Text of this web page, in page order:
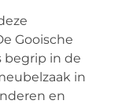
Gooische
begrip in de
in
en